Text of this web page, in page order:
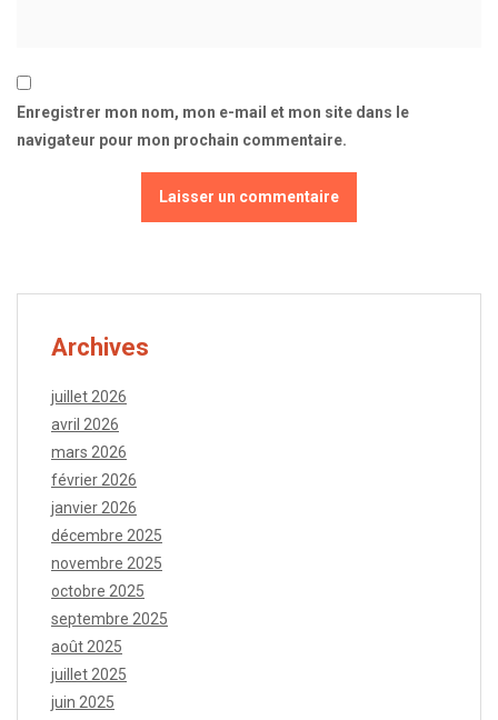
Enregistrer mon nom, mon e-mail et mon site dans le
navigateur pour mon prochain commentaire.
Archives
juillet 2026
avril 2026
mars 2026
février 2026
janvier 2026
décembre 2025
novembre 2025
octobre 2025
septembre 2025
août 2025
juillet 2025
juin 2025